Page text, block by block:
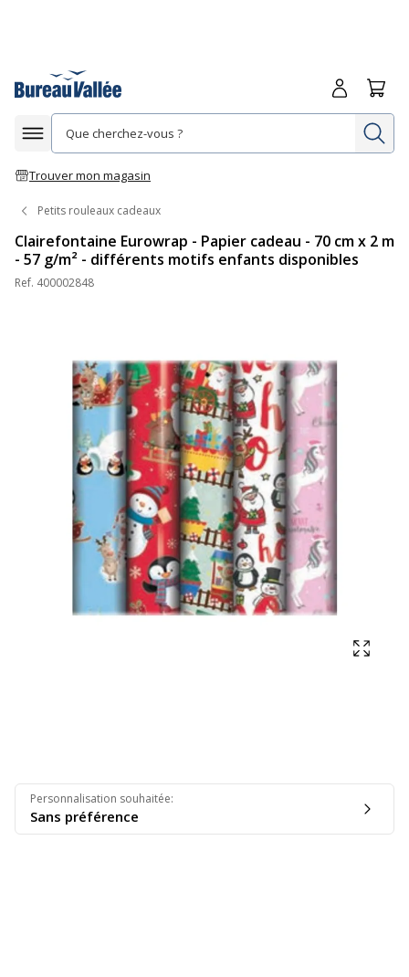
Afficher la navigation
Trouver mon magasin
Me
Petits rouleaux cadeaux
Clairefontaine Eurowrap - Papier cadeau - 70 cm x 2 m
- 57 g/m² - différents motifs enfants disponibles
Ref. 400002848
Personnalisation souhaitée:
Sans préférence